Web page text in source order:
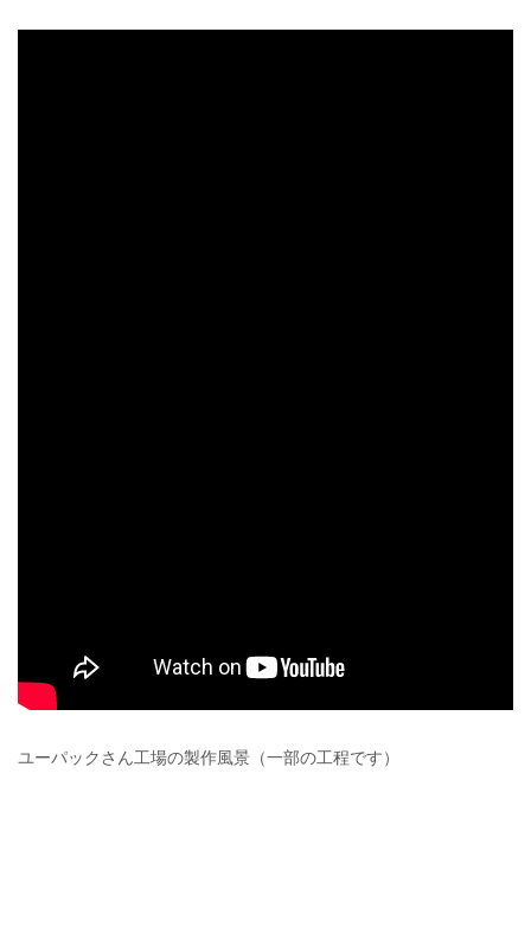
ユーパックさん工場の製作風景（一部の工程です）